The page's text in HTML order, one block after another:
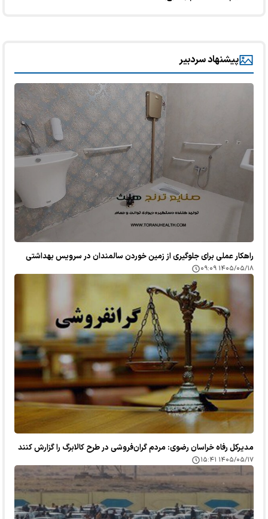
پیشنهاد سردبیر
راهکار عملی برای جلوگیری از زمین خوردن سالمندان در سرویس بهداشتی
۱۴۰۵/۰۵/۱۸ ۰۹:۰۹
مدیرکل رفاه خراسان رضوی: مردم گران‌فروشی در طرح کالابرگ را گزارش کنند
۱۴۰۵/۰۵/۱۷ ۱۵:۴۱